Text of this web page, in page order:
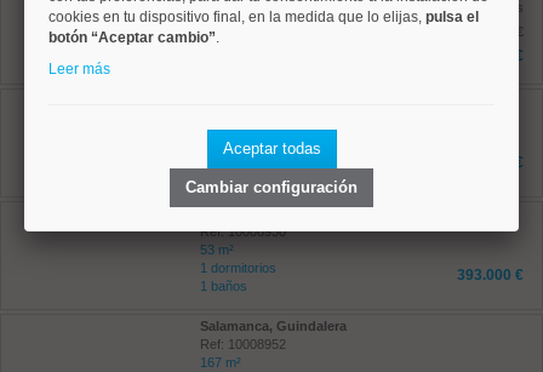
Ref: 10008869
122 m²
4 dormitorios
antes
1.195.000 €
1.090.000 €
1 dormitorios
1 baños
398.000 €
Ref: 10008950
53 m²
1 dormitorios
1 baños
393.000 €
Salamanca, Guindalera
Ref: 10008952
167 m²
cookies en tu dispositivo final, en la medida que lo elijas, pulsa el
botón “Aceptar cambio”.
Leer más
Aceptar todas
Cambiar configuración